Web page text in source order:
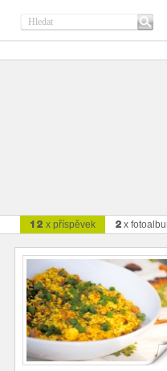
12 x příspěvek 2 x